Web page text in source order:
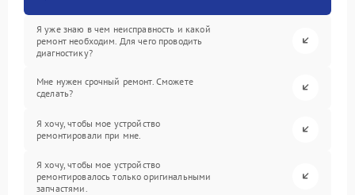
Я уже знаю в чем неисправность и какой
ремонт необходим. Для чего проводить
диагностику?
Мне нужен срочный ремонт. Сможете
сделать?
Я хочу, чтобы мое устройство
ремонтировали при мне.
Я хочу, чтобы мое устройство
ремонтировалось только оригинальными
запчастями.